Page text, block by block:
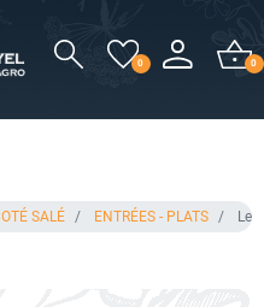
0 0
SALÉ ENTRÉES - PLATS